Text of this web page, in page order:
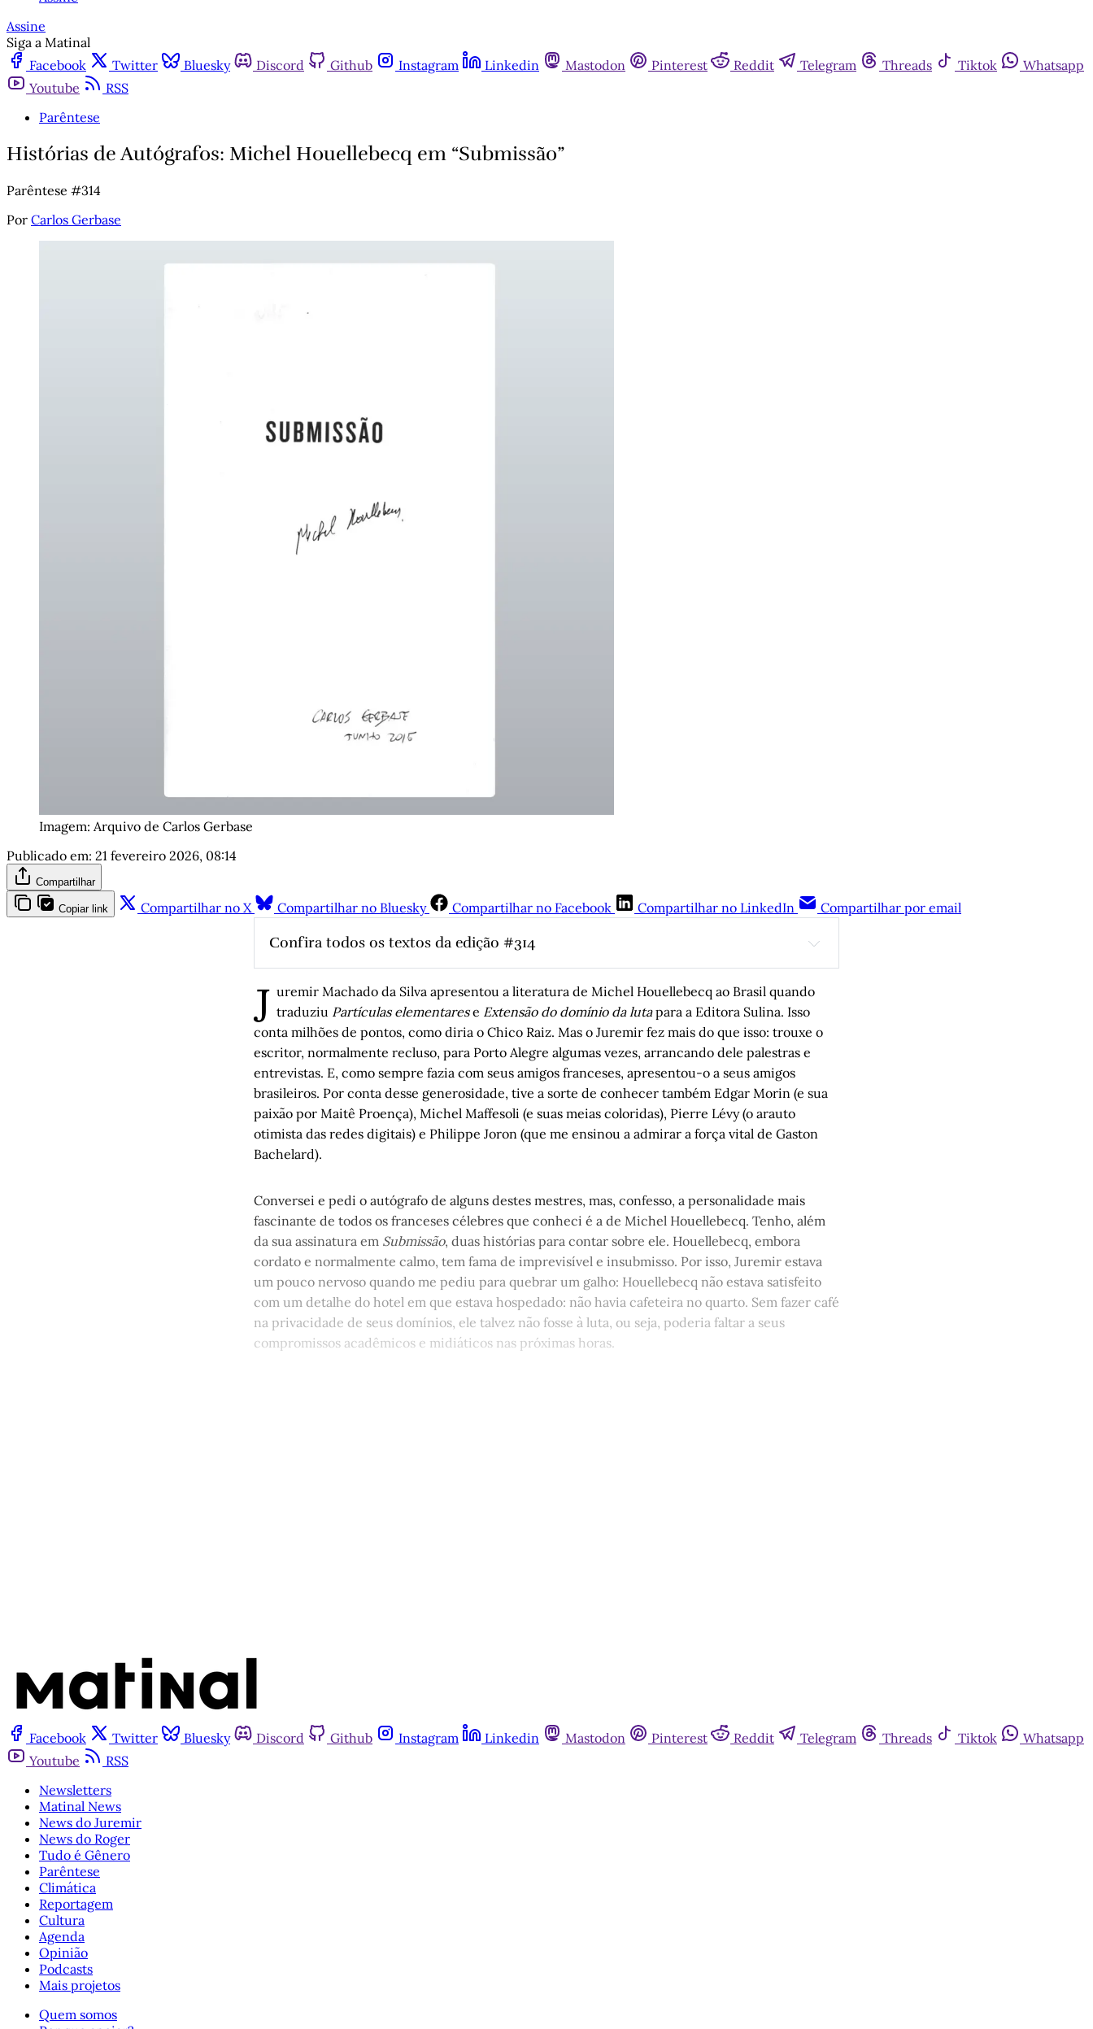
Assine
Siga a Matinal
Facebook
Twitter Bluesky Discord Github Instagram Linkedin Mastodon Pinterest Reddit Telegram Threads Tiktok
Whatsapp
Youtube
RSS
Parêntese
Histórias de Autógrafos: Michel Houellebecq em “Submissão”
Parêntese #314
Por Carlos Gerbase
Imagem: Arquivo de Carlos Gerbase
Publicado em: 21 fevereiro 2026, 08:14
Compartilhar
Copiar link Compartilhar no X Compartilhar no Bluesky Compartilhar no Facebook Compartilhar no LinkedIn Compartilhar por email
Confira todos os textos da edição #314
A alegre democracia de distinções interseccionais: viva o carnaval!, por Jairo Ferreira
Quando o carnaval passar, por Juremir Machado da Silva
Ele não poderia ter deixado de ir, por Paulo Coimbra Guedes
O “le-lo-lai” do Bad Bunny é o nosso sapucay por Clarissa Ferreira
O manifesto de um espetáculo
, por Chris Cidade Dias
Natalia Ginzburg: uma leitura sobre a experiência, por Caroline Lima
Apolinário e Esmê, um romance coletivo , por Jorge Benitz
Histórias de Autógrafos: Michel Houellebecq em “Submissão”, por Carlos Gerbase
Camborianga
J uremir Machado da Silva apresentou a literatura de Michel Houellebecq ao Brasil quando
traduziu Partículas elementarese Extensão do domínio da lutapara a Editora Sulina. Isso
conta milhões de pontos, como diria o Chico Raiz. Mas o Juremir fez mais do que isso: trouxe o
escritor, normalmente recluso, para Porto Alegre algumas vezes, arrancando dele palestras e
entrevistas. E, como sempre fazia com seus amigos franceses, apresentou-o a seus amigos
brasileiros. Por conta desse generosidade, tive a sorte de conhecer também Edgar Morin (e sua
paixão por Maitê Proença), Michel Maffesoli (e suas meias coloridas), Pierre Lévy (o arauto
otimista das redes digitais) e Philippe Joron (que me ensinou a admirar a força vital de Gaston
Bachelard).
Conversei e pedi o autógrafo de alguns destes mestres, mas, confesso, a personalidade mais
fascinante de todos os franceses célebres que conheci é a de Michel Houellebecq. Tenho, além
da sua assinatura em Submissão, duas histórias para contar sobre ele. Houellebecq, embora
cordato e normalmente calmo, tem fama de imprevisível e insubmisso. Por isso, Juremir estava
um pouco nervoso quando me pediu para quebrar um galho: Houellebecq não estava satisfeito
com um detalhe do hotel em que estava hospedado: não havia cafeteira no quarto. Sem fazer café
na privacidade de seus domínios, ele talvez não fosse à luta, ou seja, poderia faltar a seus
compromissos acadêmicos e midiáticos nas próximas horas.
Facebook Twitter Bluesky Discord Github Instagram Linkedin Mastodon Pinterest Reddit Telegram Threads Tiktok
Whatsapp
Youtube
RSS
Newsletters
Matinal News
News do Juremir
News do Roger
Tudo é Gênero
Parêntese
Climática
Reportagem
Cultura
Agenda
Opinião
Podcasts
Mais projetos
Quem somos